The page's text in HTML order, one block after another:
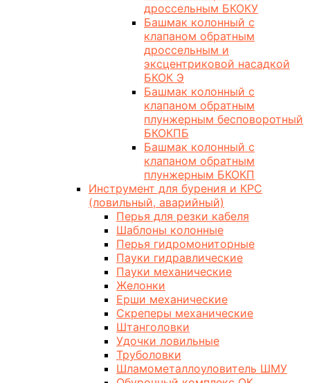
дроссельным БКОКУ
Башмак колонный с
клапаном обратным
дроссельным и
эксцентриковой насадкой
БКОК Э
Башмак колонный с
клапаном обратным
плунжерным бесповоротный
БКОКПБ
Башмак колонный с
клапаном обратным
плунжерным БКОКП
Инструмент для бурения и КРС
(ловильный, аварийный)
Перья для резки кабеля
Шаблоны колонные
Перья гидромониторные
Пауки гидравлические
Пауки механические
Желонки
Ерши механические
Скреперы механические
Штанголовки
Удочки ловильные
Труболовки
Шламометаллоуловитель ШМУ